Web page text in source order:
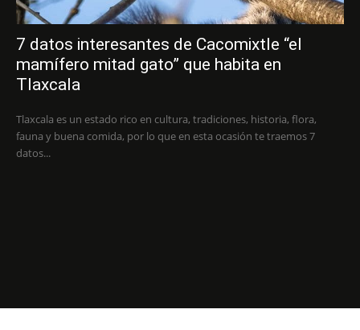
7 datos interesantes de Cacomixtle “el
mamífero mitad gato” que habita en
Tlaxcala
Tlaxcala es un estado rico en cultura, tradiciones, historia, flora,
fauna y buena comida, por lo que en esta ocasión te traemos 7
datos...